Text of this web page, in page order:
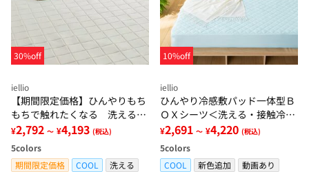
30%off
iellio
【期間限定価格】ひんやりもち
もちで触れたくなる 洗えるラ
グ＜低反発・滑りにくい・接触
冷感・防ダニ・カーペット＞
¥2,792 ～ ¥4,193 (税込)
5colors
期間限定価格
COOL
洗える
10%off
iellio
ひんやり冷感敷パッド一体型Ｂ
ＯＸシーツ＜洗える・接触冷
感・抗菌防臭・時短・家事楽・
ボックスシーツ・寝苦しさ対策
＞
¥2,691 ～ ¥4,220 (税込)
5colors
COOL
新色追加
動画あり